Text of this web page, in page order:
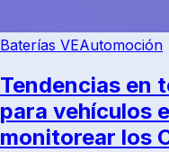
Baterías VEAutomoción
Tendencias en
para vehículos
monitorear los